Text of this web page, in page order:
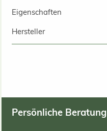
Eigenschaften
Hersteller
Persönliche Beratung